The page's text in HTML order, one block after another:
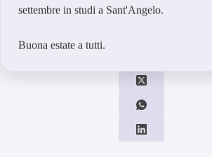
settembre in studi a Sant'Angelo.
Buona estate a tutti.